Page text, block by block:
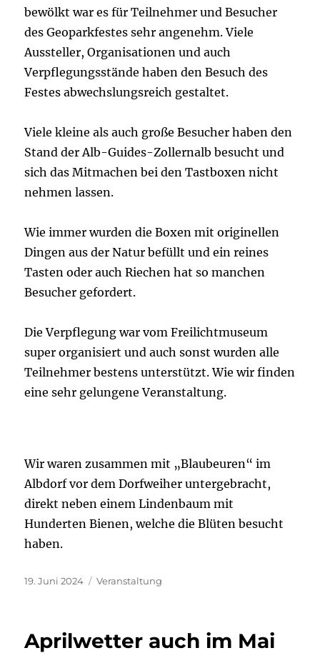
bewölkt war es für Teilnehmer und Besucher
des Geoparkfestes sehr angenehm. Viele
Aussteller, Organisationen und auch
Verpflegungsstände haben den Besuch des
Festes abwechslungsreich gestaltet.
Viele kleine als auch große Besucher haben den
Stand der Alb-Guides-Zollernalb besucht und
sich das Mitmachen bei den Tastboxen nicht
nehmen lassen.
Wie immer wurden die Boxen mit originellen
Dingen aus der Natur befüllt und ein reines
Tasten oder auch Riechen hat so manchen
Besucher gefordert.
Die Verpflegung war vom Freilichtmuseum
super organisiert und auch sonst wurden alle
Teilnehmer bestens unterstützt. Wie wir finden
eine sehr gelungene Veranstaltung.
Wir waren zusammen mit „Blaubeuren“ im
Albdorf vor dem Dorfweiher untergebracht,
direkt neben einem Lindenbaum mit
Hunderten Bienen, welche die Blüten besucht
haben.
Veröffentlicht
19. Juni 2024 Kategorien
Veranstaltung
Aprilwetter auch im Mai